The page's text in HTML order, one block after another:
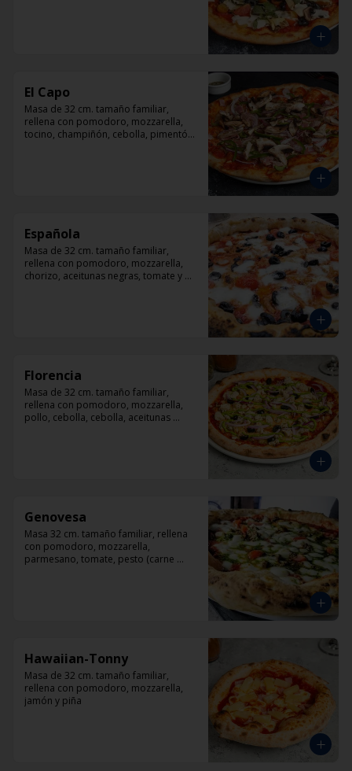
El Capo
Masa de 32 cm. tamaño familiar,
rellena con pomodoro, mozzarella,
tocino, champiñón, cebolla, pimentón,
Española
Masa de 32 cm. tamaño familiar,
rellena con pomodoro, mozzarella,
chorizo, aceitunas negras, tomate y
Florencia
Masa de 32 cm. tamaño familiar,
rellena con pomodoro, mozzarella,
pollo, cebolla, cebolla, aceitunas
Genovesa
Masa 32 cm. tamaño familiar, rellena
con pomodoro, mozzarella,
parmesano, tomate, pesto (carne
Hawaiian-Tonny
Masa de 32 cm. tamaño familiar,
rellena con pomodoro, mozzarella,
jamón y piña